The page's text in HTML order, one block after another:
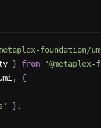
foundation/
} from
,
{
} ,